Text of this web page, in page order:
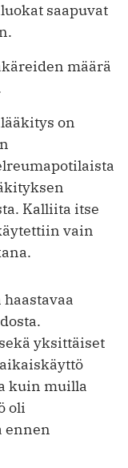
saapuvat
määrä
on
Kalliita itse
vain
yksittäiset
kuin muilla
oli
ennen